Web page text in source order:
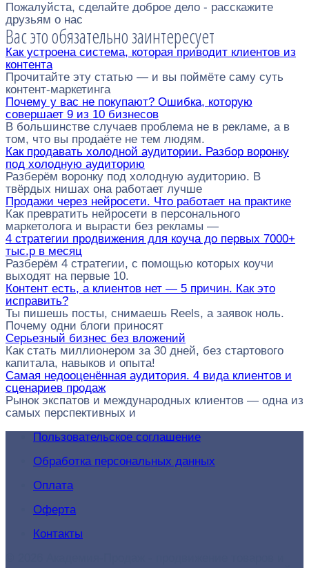
Пожалуйста, сделайте доброе дело - расскажите
друзьям о нас
Вас это обязательно заинтересует
Как устроена система, которая приводит клиентов из
контента
Прочитайте эту статью — и вы поймёте саму суть
контент-маркетинга
Почему у вас не покупают? Ошибка, которую
совершает 9 из 10 бизнесов
В большинстве случаев проблема не в рекламе, а в
том, что вы продаёте не тем людям.
Как продавать холодной аудитории. Разбор воронку
под холодную аудиторию
Разберём воронку под холодную аудиторию. В
твёрдых нишах она работает лучше
Продажи через нейросети. Что работает на практике
Как превратить нейросети в персонального
маркетолога и вырасти без рекламы —
4 стратегии продвижения для коуча до первых 7000+
тыс.р в месяц
Разберём 4 стратегии, с помощью которых коучи
выходят на первые 10.
Контент есть, а клиентов нет — 5 причин. Как это
исправить?
Ты пишешь посты, снимаешь Reels, а заявок ноль.
Почему одни блоги приносят
Серьезный бизнес без вложений
Как стать миллионером за 30 дней, без стартового
капитала, навыков и опыта!
Самая недооценённая аудитория. 4 вида клиентов и
сценариев продаж
Рынок экспатов и международных клиентов — одна из
самых перспективных и
Пользовательское соглашение
Обработка персональных данных
Оплата
Оферта
Контакты